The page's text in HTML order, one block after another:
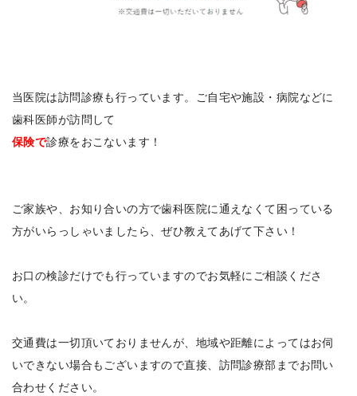
当医院は訪問診療も行っています。ご自宅や施設・病院などに
歯科医師が訪問して
保険で診療をおこないます！
ご家族や、お知り合いの方で歯科医院に通えなくて困っている
方がいらっしゃいましたら、ぜひ教えてあげて下さい！
お口の検診だけでも行っていますのでお気軽にご相談くださ
い。
交通費は一切頂いておりませんが、地域や距離によってはお伺
いできない場合もございますので直接、訪問診療部までお問い
合わせください。